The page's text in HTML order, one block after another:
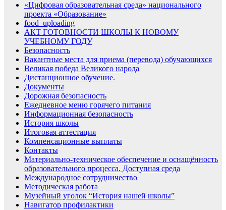
«Цифровая образовательная среда» национального
проекта «Образование»
food_uploading
АКТ ГОТОВНОСТИ ШКОЛЫ К НОВОМУ
УЧЕБНОМУ ГОДУ
Безопасность
Вакантные места для приема (перевода) обучающихся
Великая победа Великого народа
Дистанционное обучение.
Документы
Дорожная безопасность
Ежедневное меню горячего питания
Информационная безопасность
История школы
Итоговая аттестация
Компенсационные выплаты
Контакты
Материально-техническое обеспечение и оснащённость
образовательного процесса. Доступная среда
Международное сотрудничество
Методическая работа
Музейный уголок “История нашей школы”
Навигатор профилактики